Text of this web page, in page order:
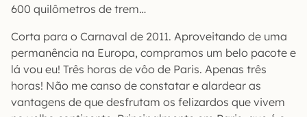
600 quilômetros de trem…
Corta para o Carnaval de 2011. Aproveitando de uma
permanência na Europa, compramos um belo pacote e
lá vou eu! Três horas de vôo de Paris. Apenas três
horas! Não me canso de constatar e alardear as
vantagens de que desfrutam os felizardos que vivem